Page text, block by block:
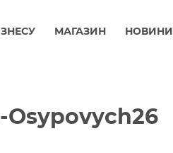
МАГАЗИН НОВИНИ